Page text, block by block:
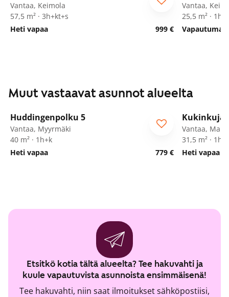
Vantaa, Keimola
57,5 m² · 3h+kt+s
Heti vapaa
999 €
Vantaa,
25,5 m² ·
Muut vastaavat asunnot alueelta
ARA
Huddingenpolku 5
Vantaa, Myyrmäki
40 m² · 1h+k
Heti vapaa
779 €
Kukinkuja
Vantaa,
31,5 m² ·
Heti vapaa
Etsitkö kotia tältä alueelta? Tee hakuvahti ja
kuule vapautuvista asunnoista ensimmäisenä!
Tee hakuvahti, niin saat ilmoitukset sähköpostiisi,